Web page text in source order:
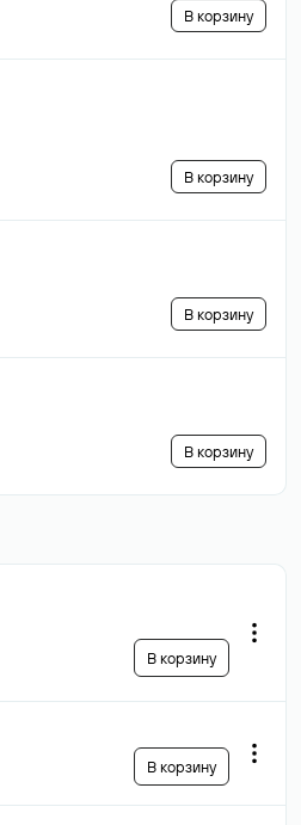
В корзину
В корзину
В корзину
В корзину
В корзину
В корзину